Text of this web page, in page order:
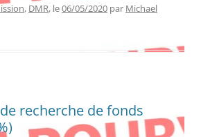
, DMR, le06/05/2020 par Michael
recherche de fonds